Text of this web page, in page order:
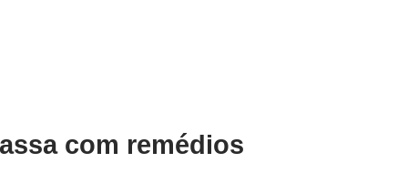
com remédios